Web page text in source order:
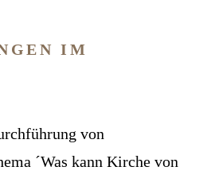
IM
von
´Was kann Kirche von